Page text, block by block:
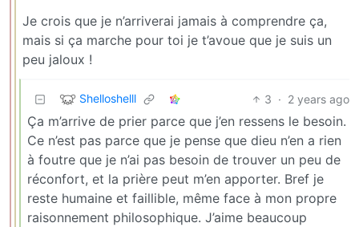
Je crois que je n’arriverai jamais à comprendre ça,
mais si ça marche pour toi je t’avoue que je suis un
peu jaloux !
Shelloshelll 3 · 2 years ago
Ça m’arrive de prier parce que j’en ressens le besoin.
Ce n’est pas parce que je pense que dieu n’en a rien
à foutre que je n’ai pas besoin de trouver un peu de
réconfort, et la prière peut m’en apporter. Bref je
reste humaine et faillible, même face à mon propre
raisonnement philosophique. J’aime beaucoup